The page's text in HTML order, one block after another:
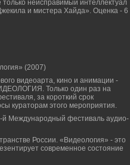
неисправимый интеллектуал
и мистера Хайда». Оценка - 6
(2007)
видеоарта, кино и анимации -
Только один раз на
за короткий срок
кураторам этого мероприятия.
й Международный фестиваль аудио-
России. «Видеология» - это
современное состояние